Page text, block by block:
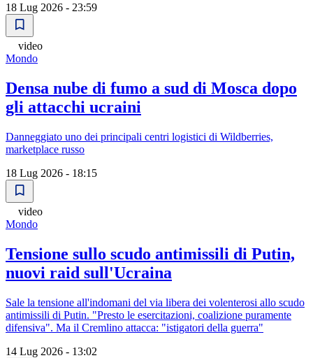
18 Lug 2026 - 23:59
video
Mondo
Densa nube di fumo a sud di Mosca dopo
gli attacchi ucraini
Danneggiato uno dei principali centri logistici di Wildberries,
marketplace russo
18 Lug 2026 - 18:15
video
Mondo
Tensione sullo scudo antimissili di Putin,
nuovi raid sull'Ucraina
Sale la tensione all'indomani del via libera dei volenterosi allo scudo
antimissili di Putin. "Presto le esercitazioni, coalizione puramente
difensiva". Ma il Cremlino attacca: "istigatori della guerra"
14 Lug 2026 - 13:02